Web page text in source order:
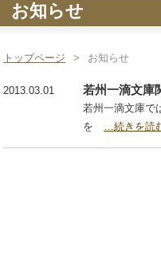
お知らせ
トップページ > お知らせ
2013.03.01 若州一滴文庫
若州一滴文庫で
を …続きを読